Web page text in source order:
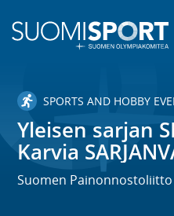
SPORTS AND HOBBY
Yleisen sarjan
Karvia
Suomen Painonnostoliitto